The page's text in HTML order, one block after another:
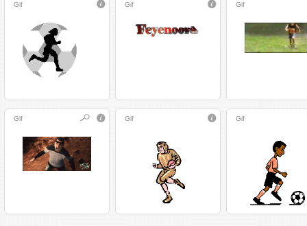
Gif Gif Gif
Gif Gif Gif